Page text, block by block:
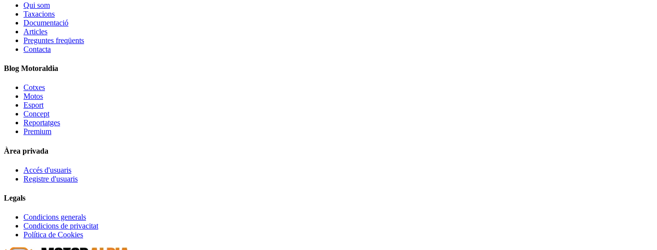
Qui som
Taxacions
Documentació
Articles
Preguntes freqüents
Contacta
Blog Motoraldia
Cotxes
Motos
Esport
Concept
Reportatges
Premium
Àrea privada
Accés d'usuaris
Registre d'usuaris
Legals
Condicions generals
Condicions de privacitat
Política de Cookies